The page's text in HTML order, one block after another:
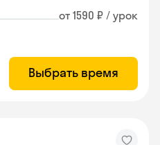
от 1590 ₽ / урок
Выбрать время